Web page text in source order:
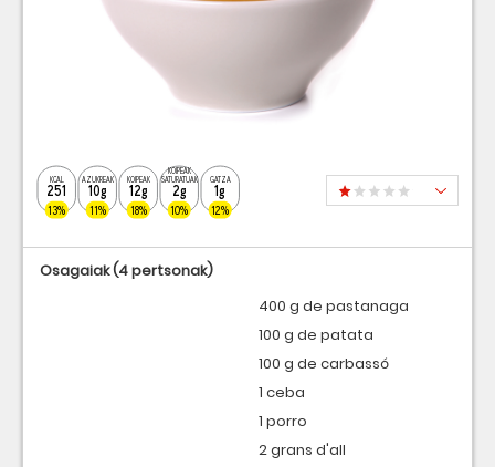
KCAL
251
13%
AZUKREAK
10g
11%
KOIPEAK
12g
18%
KOIPEAK
SATURATUAK
2g
10%
GATZA
1g
12%
Osagaiak(4 pertsonak)
400 g de pastanaga
100 g de patata
100 g de carbassó
1 ceba
1 porro
2 grans d'all